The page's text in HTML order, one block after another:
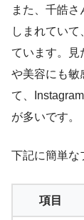
また、千皓
しまれてい
ています。見
や美容にも敏
て、
が多いです。
下記に簡単な
項目